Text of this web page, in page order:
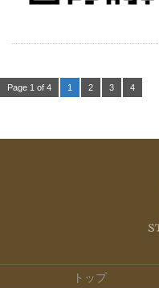
Page 1 of 4 1 2 3 4
トップ